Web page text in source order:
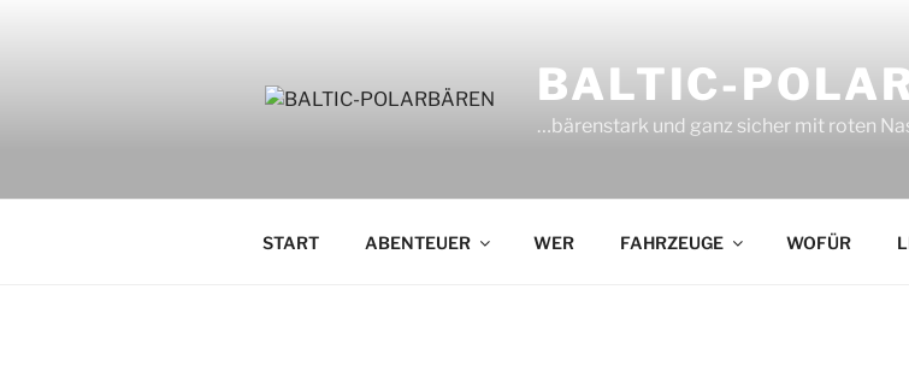
BALTIC-
…bärenstark und ganz sicher mit roten
START ABENTEUER WER FAHRZEUGE WOFÜR